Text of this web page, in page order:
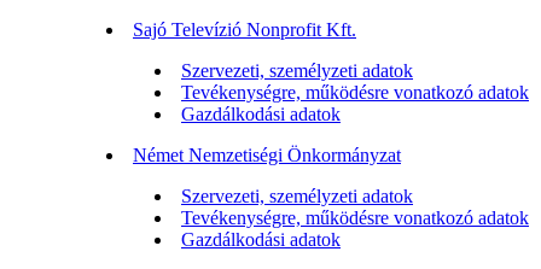
Sajó Televízió Nonprofit Kft.
Szervezeti, személyzeti adatok
Tevékenységre, működésre vonatkozó adatok
Gazdálkodási adatok
Német Nemzetiségi Önkormányzat
Szervezeti, személyzeti adatok
Tevékenységre, működésre vonatkozó adatok
Gazdálkodási adatok